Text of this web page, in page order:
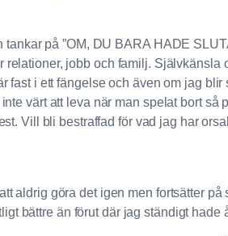
på ”OM, DU BARA HADE
jobb och familj. Självkänsla
i ett fängelse och även om jag
värt att leva när man spelat bort så
Vill bli bestraffad för vad jag har
aldrig göra det igen men fortsätter
bättre än förut där jag ständigt hade